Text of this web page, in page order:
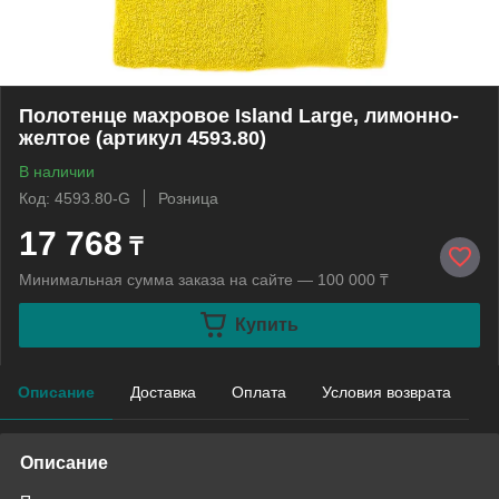
Полотенце махровое Island Large, лимонно-
желтое (артикул 4593.80)
В наличии
Код: 4593.80-G
Розница
17 768 ₸
Минимальная сумма заказа на сайте — 100 000 ₸
Купить
Описание Доставка Оплата Условия возврата
Описание